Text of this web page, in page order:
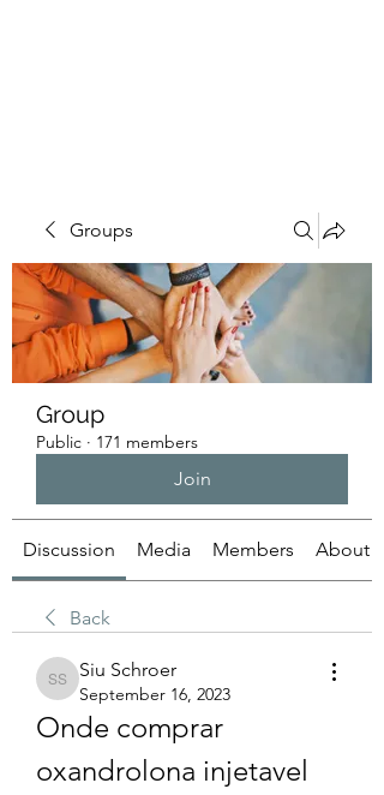
Groups
Group
Public · 171 members
Join
Discussion Media Members About
Back
Siu Schroer
Siu Schroer
September 16, 2023
Onde comprar
oxandrolona injetavel